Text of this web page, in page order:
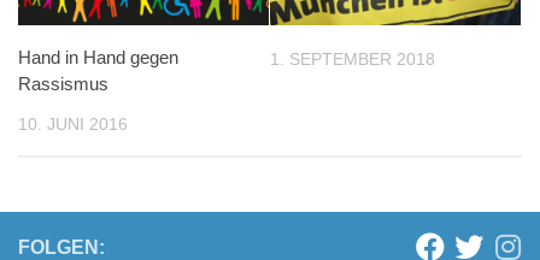
Hand in Hand gegen
Rassismus
10. JUNI 2016
1. SEPTEMBER 2018
FOLGEN: